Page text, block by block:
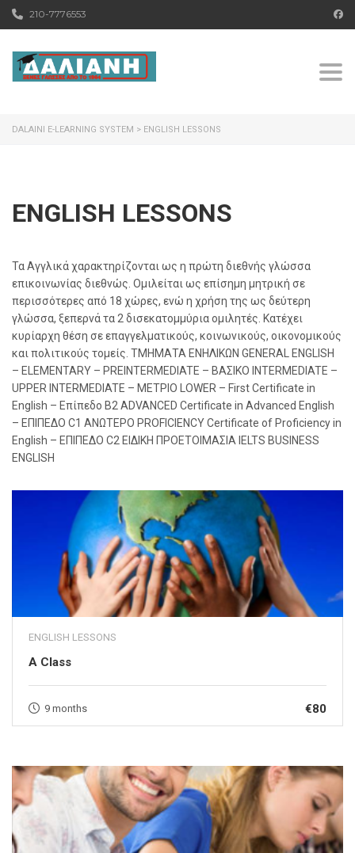
210-7776553
DALAINI E-LEARNING SYSTEM > ENGLISH LESSONS
ENGLISH LESSONS
Τα Αγγλικά χαρακτηρίζονται ως η πρώτη διεθνής γλώσσα
επικοινωνίας διεθνώς. Ομιλείται ως επίσημη μητρική σε
περισσότερες από 18 χώρες, ενώ η χρήση της ως δεύτερη
γλώσσα, ξεπερνά τα 2 δισεκατομμύρια ομιλητές. Κατέχει
κυρίαρχη θέση σε επαγγελματικούς, κοινωνικούς, οικονομικούς
και πολιτικούς τομείς. ΤΜΗΜΑΤΑ ΕΝΗΛΙΚΩΝ GENERAL ENGLISH
– ELEMENTARY – PREINTERMEDIATE – ΒΑΣΙΚΟ INTERMEDIATE –
UPPER INTERMEDIATE – ΜΕΤΡΙΟ LOWER – First Certificate in
English – Επίπεδο Β2 ADVANCED Certificate in Advanced English
– ΕΠΙΠΕΔΟ C1 ΑΝΩΤΕΡΟ PROFICIENCY Certificate of Proficiency in
English – ΕΠΙΠΕΔΟ C2 ΕΙΔΙΚΗ ΠΡΟΕΤΟΙΜΑΣΙΑ IELTS BUSINESS
ENGLISH
ENGLISH LESSONS
A Class
9 months €80